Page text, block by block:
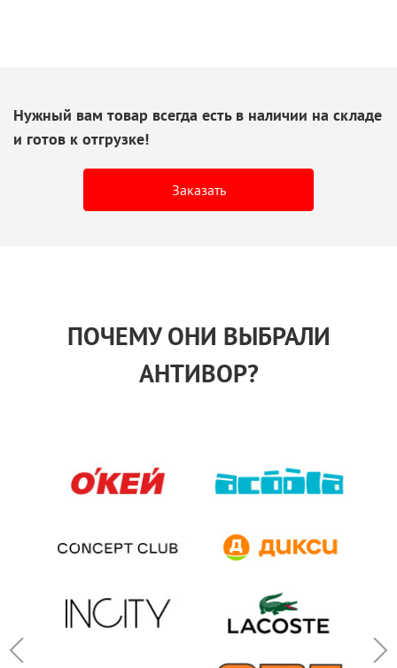
Нужный вам товар всегда есть в наличии на складе
и готов к отгрузке!
Заказать
ПОЧЕМУ ОНИ ВЫБРАЛИ
АНТИВОР?